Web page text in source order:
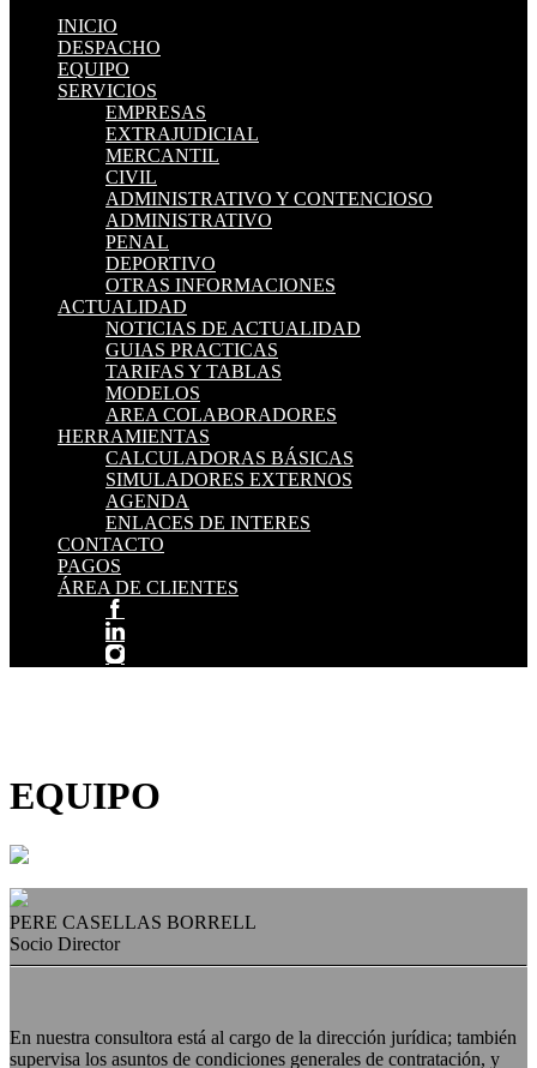
INICIO
DESPACHO
EQUIPO
SERVICIOS
EMPRESAS
EXTRAJUDICIAL
MERCANTIL
CIVIL
ADMINISTRATIVO Y CONTENCIOSO
ADMINISTRATIVO
PENAL
DEPORTIVO
OTRAS INFORMACIONES
ACTUALIDAD
NOTICIAS DE ACTUALIDAD
GUIAS PRACTICAS
TARIFAS Y TABLAS
MODELOS
AREA COLABORADORES
HERRAMIENTAS
CALCULADORAS BÁSICAS
SIMULADORES EXTERNOS
AGENDA
ENLACES DE INTERES
CONTACTO
PAGOS
ÁREA DE CLIENTES
EQUIPO
PERE CASELLAS BORRELL
Socio Director
En nuestra consultora está al cargo de la dirección jurídica; también
supervisa los asuntos de condiciones generales de contratación, y